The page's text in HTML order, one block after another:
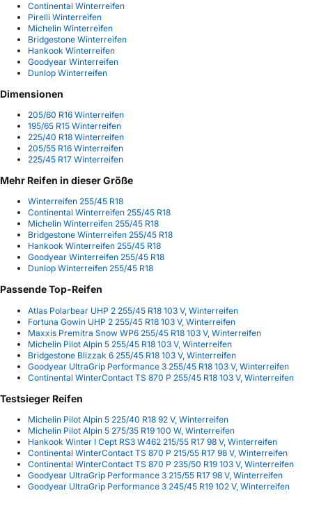
Continental Winterreifen
Pirelli Winterreifen
Michelin Winterreifen
Bridgestone Winterreifen
Hankook Winterreifen
Goodyear Winterreifen
Dunlop Winterreifen
Dimensionen
205/60 R16 Winterreifen
195/65 R15 Winterreifen
225/40 R18 Winterreifen
205/55 R16 Winterreifen
225/45 R17 Winterreifen
Mehr Reifen in dieser Größe
Winterreifen 255/45 R18
Continental Winterreifen 255/45 R18
Michelin Winterreifen 255/45 R18
Bridgestone Winterreifen 255/45 R18
Hankook Winterreifen 255/45 R18
Goodyear Winterreifen 255/45 R18
Dunlop Winterreifen 255/45 R18
Passende Top-Reifen
Atlas Polarbear UHP 2 255/45 R18 103 V, Winterreifen
Fortuna Gowin UHP 2 255/45 R18 103 V, Winterreifen
Maxxis Premitra Snow WP6 255/45 R18 103 V, Winterreifen
Michelin Pilot Alpin 5 255/45 R18 103 V, Winterreifen
Bridgestone Blizzak 6 255/45 R18 103 V, Winterreifen
Goodyear UltraGrip Performance 3 255/45 R18 103 V, Winterreifen
Continental WinterContact TS 870 P 255/45 R18 103 V, Winterreifen
Testsieger Reifen
Michelin Pilot Alpin 5 225/40 R18 92 V, Winterreifen
Michelin Pilot Alpin 5 275/35 R19 100 W, Winterreifen
Hankook Winter I Cept RS3 W462 215/55 R17 98 V, Winterreifen
Continental WinterContact TS 870 P 215/55 R17 98 V, Winterreifen
Continental WinterContact TS 870 P 235/50 R19 103 V, Winterreifen
Goodyear UltraGrip Performance 3 215/55 R17 98 V, Winterreifen
Goodyear UltraGrip Performance 3 245/45 R19 102 V, Winterreifen